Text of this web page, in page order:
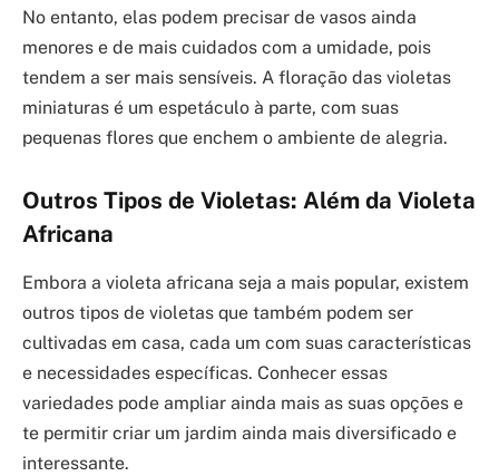
No entanto, elas podem precisar de vasos ainda
menores e de mais cuidados com a umidade, pois
tendem a ser mais sensíveis. A floração das violetas
miniaturas é um espetáculo à parte, com suas
pequenas flores que enchem o ambiente de alegria.
Outros Tipos de Violetas: Além da Violeta
Africana
Embora a violeta africana seja a mais popular, existem
outros tipos de violetas que também podem ser
cultivadas em casa, cada um com suas características
e necessidades específicas. Conhecer essas
variedades pode ampliar ainda mais as suas opções e
te permitir criar um jardim ainda mais diversificado e
interessante.